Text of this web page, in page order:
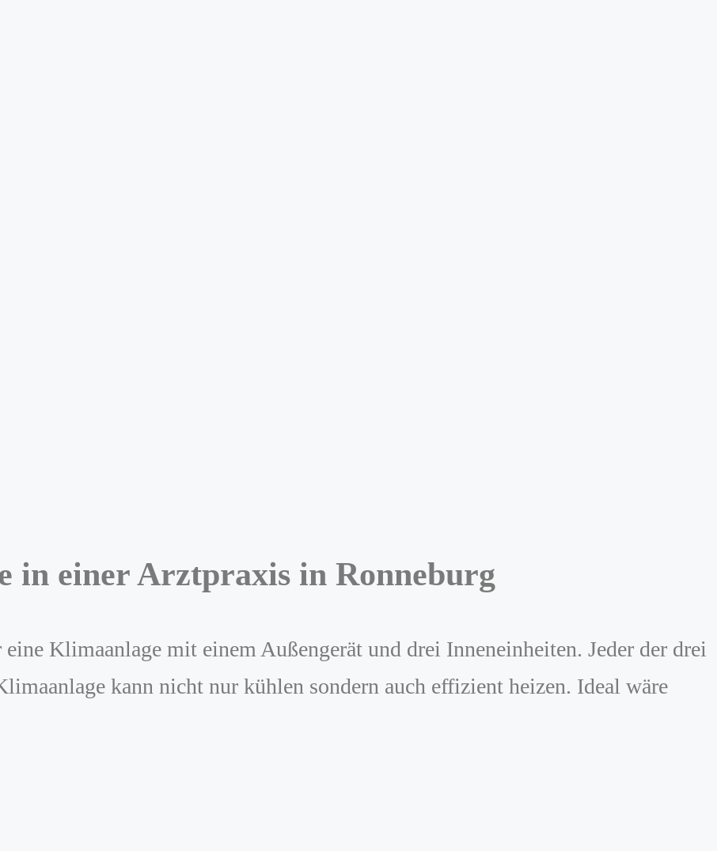
in einer Arztpraxis in Ronneburg
Klimaanlage mit einem Außengerät und drei Inneneinheiten. Jeder der drei
kann nicht nur kühlen sondern auch effizient heizen. Ideal wäre